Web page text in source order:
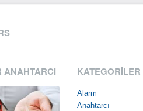
ANAHTARCI KATEGORILER
Alarm
Anahtarcı